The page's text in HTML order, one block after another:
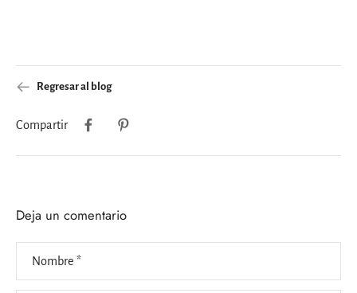
Regresar al blog
Compartir
Deja un comentario
Nombre *